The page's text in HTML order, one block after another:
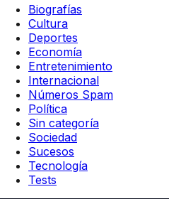
Biografías
Cultura
Deportes
Economía
Entretenimiento
Internacional
Números Spam
Política
Sin categoría
Sociedad
Sucesos
Tecnología
Tests